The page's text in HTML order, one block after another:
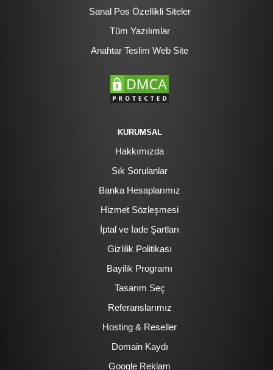
Sanal Pos Özellikli Siteler
Tüm Yazılımlar
Anahtar Teslim Web Site
KURUMSAL
Hakkımızda
Sık Sorulanlar
Banka Hesaplarımız
Hizmet Sözleşmesi
İptal ve İade Şartları
Gizlilik Politikası
Bayilik Programı
Tasarım Seç
Referanslarımız
Hosting & Reseller
Domain Kaydı
Google Reklam